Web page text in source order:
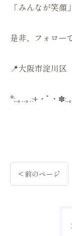
「みんなが笑
是非、フォロー
📍大阪市淀川区
*:.｡..｡.:+・ﾟ・✽:.
< 前のページ